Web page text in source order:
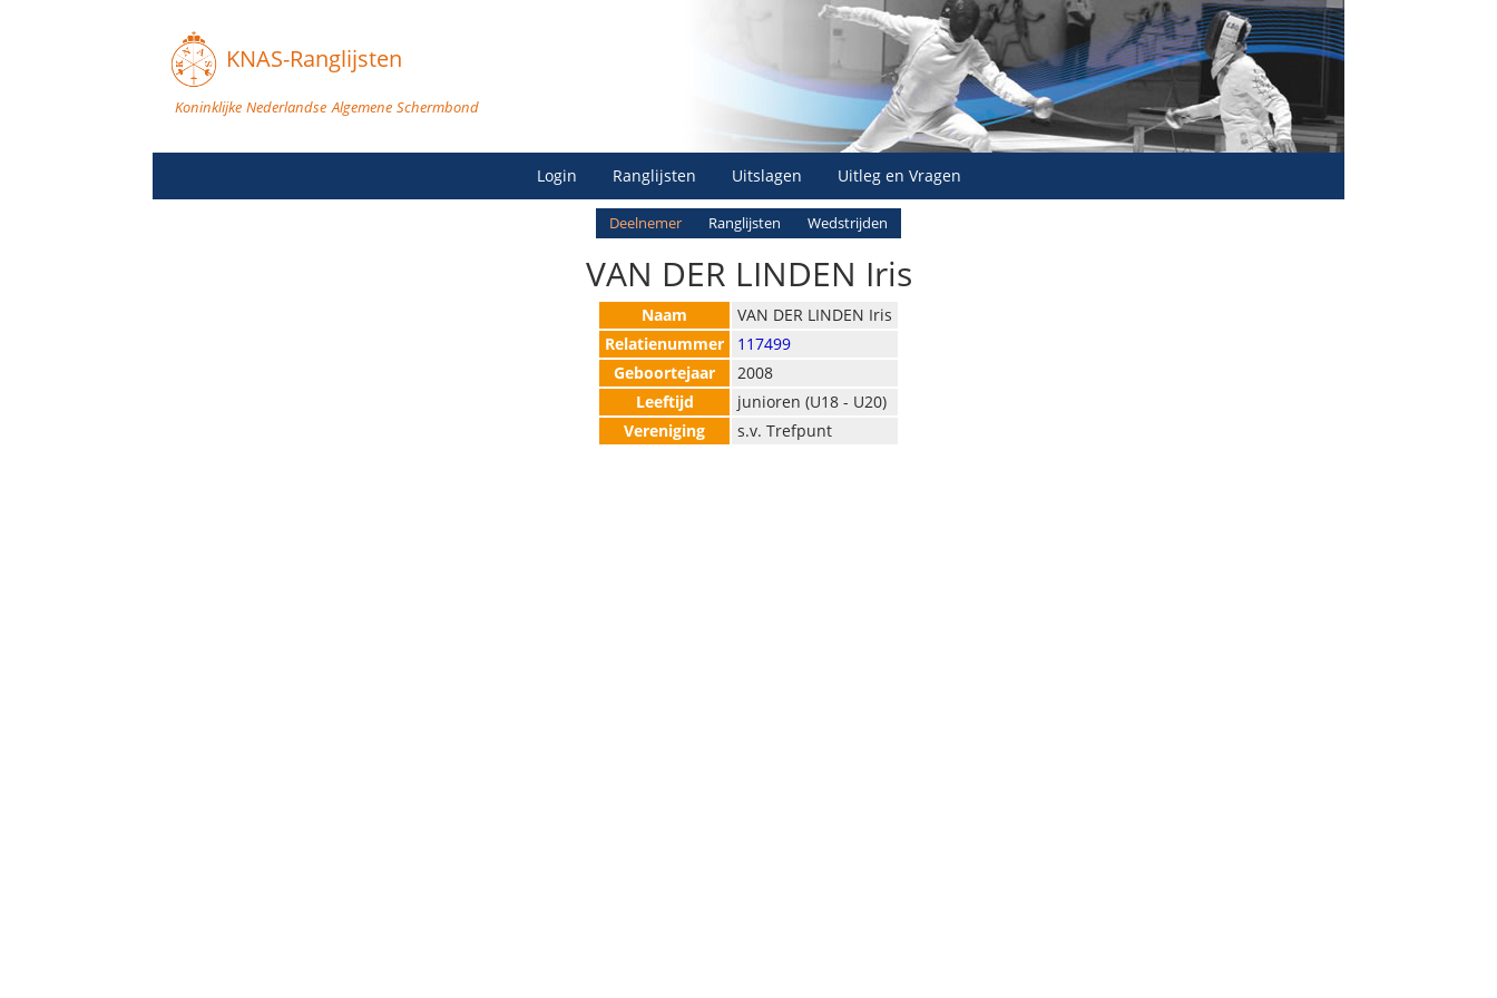
KNAS-Ranglijsten
Koninklijke Nederlandse Algemene Schermbond
Login Ranglijsten Uitslagen Uitleg en Vragen
Deelnemer Ranglijsten Wedstrijden
VAN DER LINDEN Iris
Naam
VAN DER LINDEN Iris
Relatienummer
117499
Geboortejaar
2008
Leeftijd
junioren (U18 - U20)
Vereniging
s.v. Trefpunt